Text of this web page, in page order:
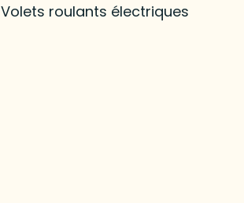
Volets roulants électriques